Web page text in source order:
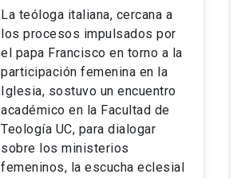
La teóloga italiana, cercana a
los procesos impulsados por
el papa Francisco en torno a la
participación femenina en la
Iglesia, sostuvo un encuentro
académico en la Facultad de
Teología UC, para dialogar
sobre los ministerios
femeninos, la escucha eclesial